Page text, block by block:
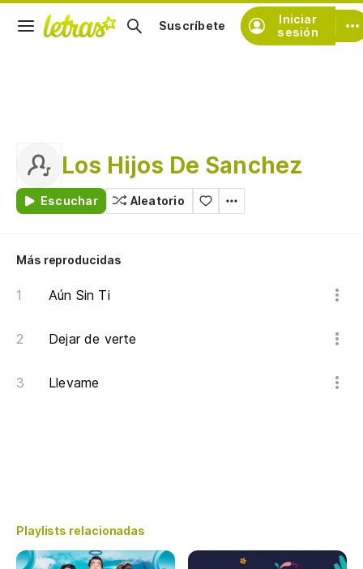
Iniciar
sesión
Suscríbete
Los Hijos De Sanchez
Escuchar Aleatorio
Más reproducidas
Aún Sin Ti
Dejar de verte
Llevame
Playlists relacionadas